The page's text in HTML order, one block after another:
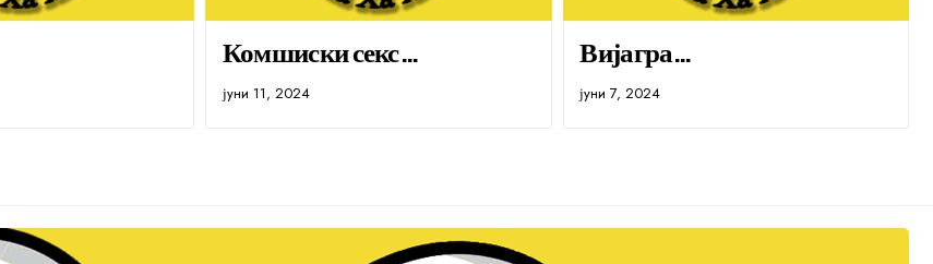
Комшиски секс…
јуни 11, 2024
Вијагра…
јуни 7, 2024